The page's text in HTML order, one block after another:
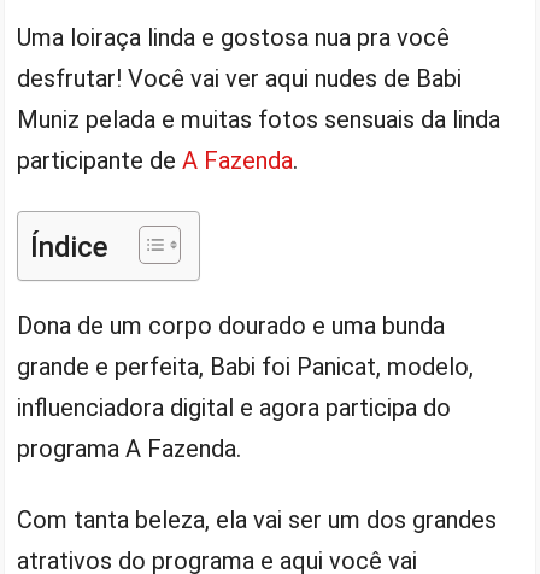
Uma loiraça linda e gostosa nua pra você
desfrutar! Você vai ver aqui nudes de Babi
Muniz pelada e muitas fotos sensuais da linda
participante deA Fazenda.
Índice
Dona de um corpo dourado e uma bunda
grande e perfeita, Babi foi Panicat, modelo,
influenciadora digital e agora participa do
programa A Fazenda.
Com tanta beleza, ela vai ser um dos grandes
atrativos do programa e aqui você vai